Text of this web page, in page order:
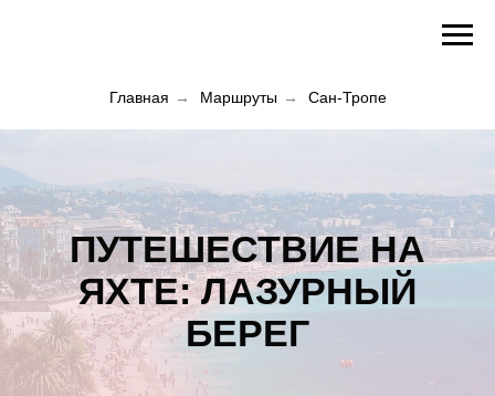
Главная → Маршруты → Сан-Тропе
ПУТЕШЕСТВИЕ НА
ЯХТЕ: ЛАЗУРНЫЙ
БЕРЕГ